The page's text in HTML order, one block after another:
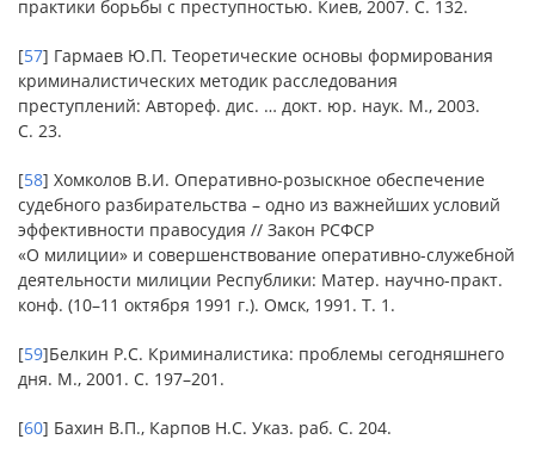
практики борьбы с преступностью. Киев, 2007. С. 132.
[57] Гармаев Ю.П. Теоретические основы формирования
криминалистических методик расследования
преступлений: Автореф. дис. … докт. юр. наук. М., 2003.
С. 23.
[58] Хомколов В.И. Оперативно-розыскное обеспечение
судебного разбирательства – одно из важнейших условий
эффективности правосудия // Закон РСФСР
«О милиции» и совершенствование оперативно-служебной
деятельности милиции Республики: Матер. научно-практ.
конф. (10–11 октября 1991 г.). Омск, 1991. Т. 1.
[59]Белкин Р.С. Криминалистика: проблемы сегодняшнего
дня. М., 2001. С. 197–201.
[60] Бахин В.П., Карпов Н.С. Указ. раб. С. 204.